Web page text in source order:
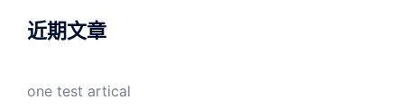
近期文章
one test artical